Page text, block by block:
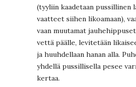
(tyyliin kaadetaan pussillinen
vaatteet siihen likoamaan),
vaan muutamat
vettä päälle, levitetään
ja huuhdellaan hanan alla.
yhdellä pussillisella pesee
kertaa.